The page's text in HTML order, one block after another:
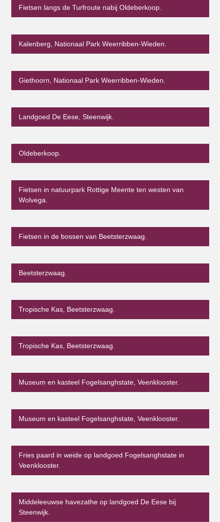
Fietsen langs de Turfroute nabij Oldeberkoop.
Kalenberg, Nationaal Park Weerribben-Wieden.
Giethoorn, Nationaal Park Weerribben-Wieden.
Landgoed De Eese, Steenwijk.
Oldeberkoop.
Fietsen in natuurpark Rottige Meente ten westen van
Wolvega.
Fietsen in de bossen van Beetsterzwaag.
Beetsterzwaag.
Tropische Kas, Beetsterzwaag.
Tropische Kas, Beetsterzwaag.
Museum en kasteel Fogelsanghstate, Veenklooster.
Museum en kasteel Fogelsanghstate, Veenklooster.
Fries paard in weide op landgoed Fogelsanghstate in
Veenklooster.
Middeleeuwse havezathe op landgoed De Eese bij
Steenwijk.